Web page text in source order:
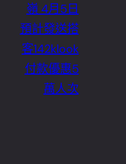
嶺 4月5日
預計發送搭
客142klook
付款優惠5
萬人次